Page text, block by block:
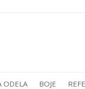
ODELA BOJE